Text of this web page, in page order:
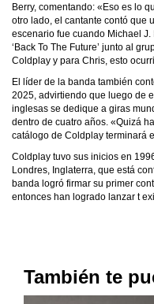
Berry, comentando: «Eso es lo
otro lado, el cantante contó que
escenario fue cuando Michael
‘Back To The Future’ junto al
Coldplay y para Chris, esto
El líder de la banda también
2025, advirtiendo que luego de
inglesas se dedique a giras
dentro de cuatro años. «Quizá
catálogo de Coldplay terminará
Coldplay tuvo sus inicios en
Londres, Inglaterra, que está
banda logró firmar su primer
entonces han logrado lanzar t
También te